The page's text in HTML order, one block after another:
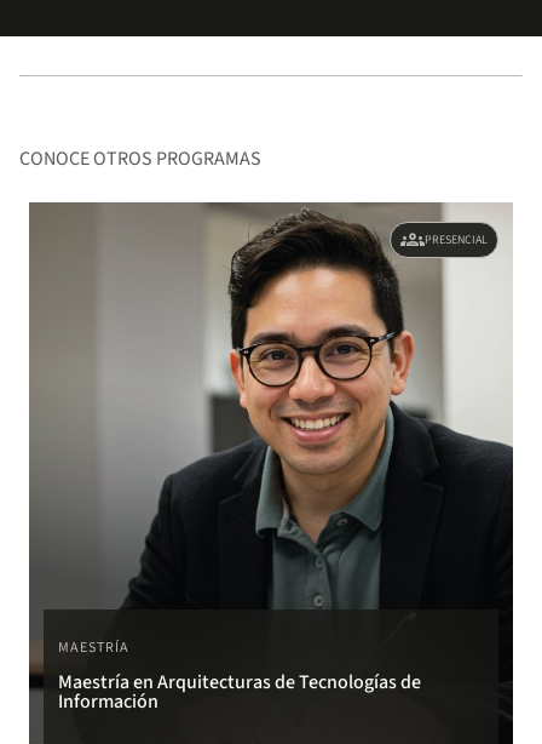
CONOCE OTROS PROGRAMAS
groupsPRESENCIAL
MAESTRÍA
Maestría en Arquitecturas de Tecnologías de
Información